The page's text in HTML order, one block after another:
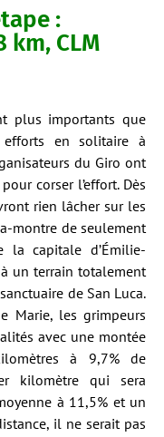
:
km, CLM
plus importants que
efforts en solitaire à
du Giro ont
corser l’effort. Dès
rien lâcher sur les
montre de seulement
la capitale d’Émilie-
un terrain totalement
de San Luca.
Marie, les grimpeurs
avec une montée
à 9,7% de
kilomètre qui sera
à 11,5% et un
il ne serait pas